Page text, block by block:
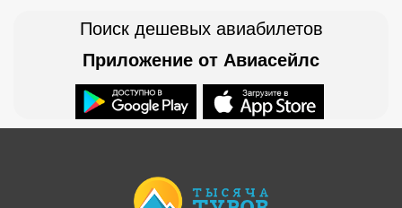
Поиск дешевых авиабилетов
Приложение от Авиасейлс